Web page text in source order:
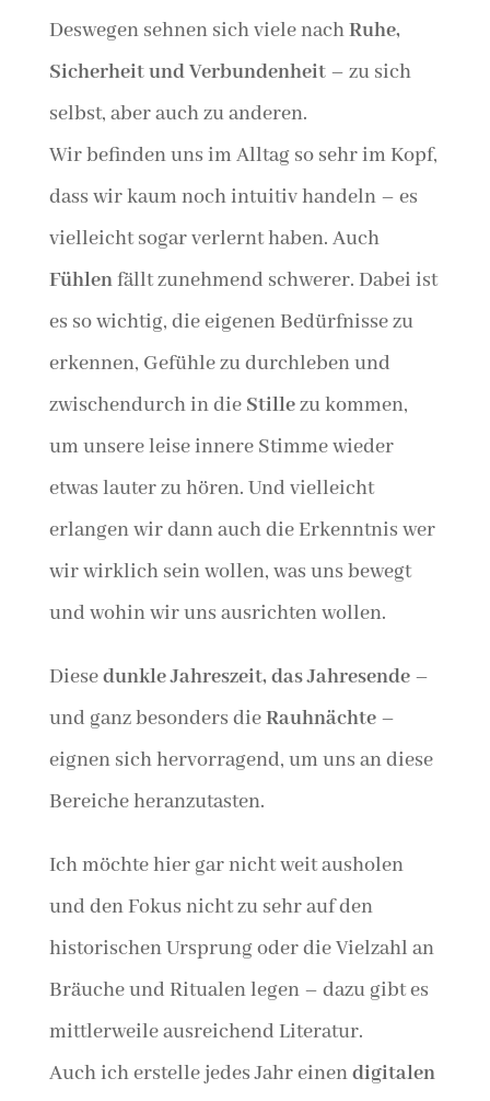
Deswegen sehnen sich viele nachRuhe,
Sicherheit und Verbundenheit– zu sich
selbst, aber auch zu anderen.
Wir befinden uns im Alltag so sehr im Kopf,
dass wir kaum noch intuitiv handeln – es
vielleicht sogar verlernt haben. Auch
Fühlenfällt zunehmend schwerer. Dabei ist
es so wichtig, die eigenen Bedürfnisse zu
erkennen, Gefühle zu durchleben und
zwischendurch in die Stillezu kommen,
um unsere leise innere Stimme wieder
etwas lauter zu hören. Und vielleicht
erlangen wir dann auch die Erkenntnis wer
wir wirklich sein wollen, was uns bewegt
und wohin wir uns ausrichten wollen.
Diesedunkle Jahreszeit, das Jahresende –
und ganz besonders dieRauhnächte–
eignen sich hervorragend, um uns an diese
Bereiche heranzutasten.
Ich möchte hier gar nicht weit ausholen
und den Fokus nicht zu sehr auf den
historischen Ursprung oder die Vielzahl an
Bräuche und Ritualen legen – dazu gibt es
mittlerweile ausreichend Literatur.
Auch ich erstelle jedes Jahr einendigitalen